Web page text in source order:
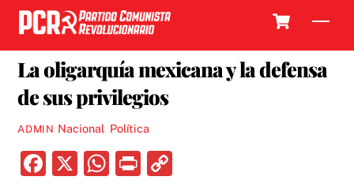
Skip
content
La oligarquía mexicana y la defensa
de sus privilegios
ADMIN Nacional Política
F
X
W P